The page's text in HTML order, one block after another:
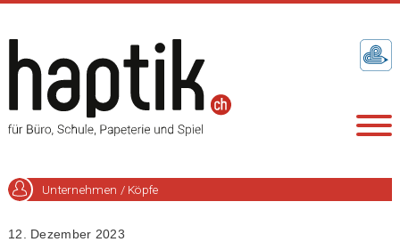
Unternehmen / Köpfe
12. Dezember 2023